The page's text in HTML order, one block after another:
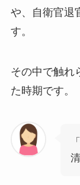
や、自衛官退
す。
その中で触れ
た時期です。